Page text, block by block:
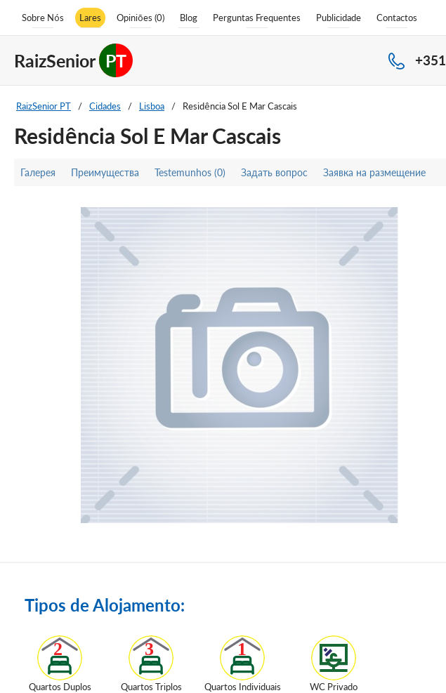
Sobre Nós Lares Opiniões (0) Blog Perguntas Frequentes Publicidade Contactos
RaizSenior PT +351
RaizSenior PT / Cidades / Lisboa / Residência Sol E Mar Cascais
Residência Sol E Mar Cascais
Галерея Преимущества Testemunhos (0) Задать вопрос Заявка на размещение
Tipos de Alojamento:
Quartos Duplos Quartos Triplos Quartos Individuais WC Privado